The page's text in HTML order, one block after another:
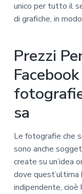
unico per tutto il
di grafiche, in
Prezzi
sa
Le fotografie che
sono anche
create su un’idea
dove quest’ultima
indipendente, cioè